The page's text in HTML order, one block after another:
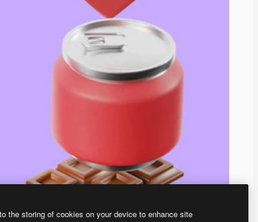
the storing of cookies on your device to enhance site